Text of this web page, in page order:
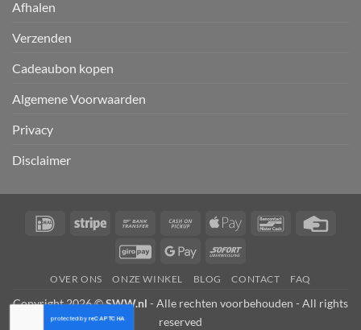
Afhalen
Verzenden
Cadeaubon kopen
Algemene Voorwaarden
Privacy
Disclaimer
IDeal Stripe
Bank
Cash
Pickup
Apple
Bancontact
GiroPay Google
Sofort
OVER ONS ONZE WINKEL BLOG CONTACT FAQ
Copyright 2026 ©SWW.nl - Alle rechten voorbehouden - All rights
reserved